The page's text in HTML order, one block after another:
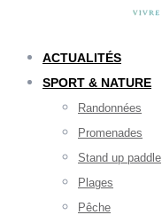
ACTUALITÉS
SPORT & NATURE
Randonnées
Promenades
Stand up paddle
Plages
Pêche